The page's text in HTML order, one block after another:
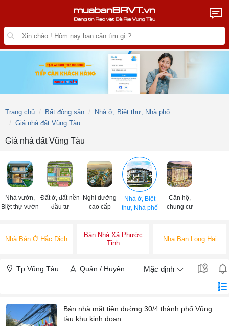
Trang chủ Bất động sản
Nhà ở, Biệt thự, Nhà phố
Giá nhà đất Vũng Tàu
Giá nhà đất Vũng Tàu
Nhà vườn,
Biệt thự vườn
Đất ở, đất nền
đầu tư
Nghỉ dưỡng
cao cấp
Nhà ở, Biệt
thự, Nhà phố
Căn hộ,
chung cư
Nhà Bán Ở Hắc Dịch
Bán Nhà Xã Phước
Tỉnh
Nha Ban Long Hai
Tp Vũng Tàu Quận / Huyện Mặc định
Bán nhà mặt tiền đường 30/4 thành phố Vũng
tàu khu kinh doan